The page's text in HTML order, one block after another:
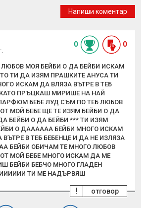
Напиши коментар
0 0
ЛЮБОВ МОЯ БЕЙБИ О ДА БЕЙБИ ИСКАМ
ТИ ДА ИЗЯМ ПРАШКИТЕ АНУСА ТИ
ИСКАМ ДА ВЛЯЗА ВЪТРЕ В ТЕБ
КАТО ПРЪЦКАШ МИРИШЕ НА НАЙ
БЕБЕ ЛУД СЪМ ПО ТЕБ ЛЮБОВ
МОЙ БЕБЕ ЩЕ ТЕ ИЗЯМ БЕЙБИ О ДА
БЕЙБИ О ДА БЕЙБИ *** ТИ ИЗЯМ
О ДАААААА БЕЙБИ МНОГО ИСКАМ
ВЪТРЕ В ТЕБ БЕБЕНЦЕ И ДА НЕ ИЗЛЯЗА
БЕЙБИ ОБИЧАМ ТЕ МНОГО ЛЮБОВ
МОЙ БЕБЕ МНОГО ИСКАМ ДА МЕ
БЕЙБИ БЕБЧО МНОГО ГЛАДЕН
ТИ МЕ НАДЪРВЯШ
отговор
!